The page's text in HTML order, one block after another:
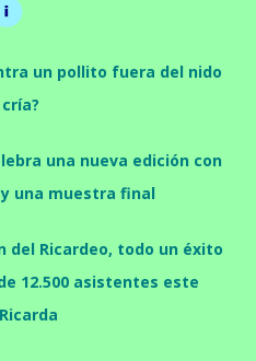
un pollito fuera del nido
una nueva edición con
una muestra final
del Ricardeo, todo un éxito
12.500 asistentes este